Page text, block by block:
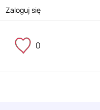
Zaloguj się
0